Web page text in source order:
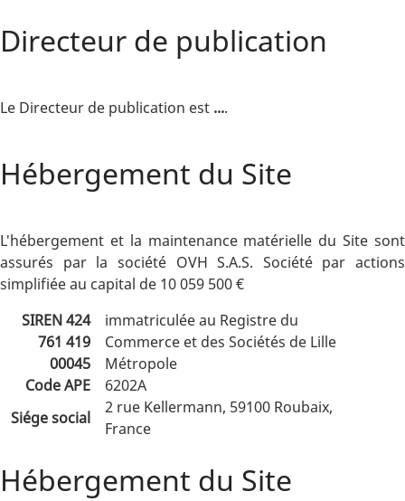
Directeur de publication
Le Directeur de publication est ....
Hébergement du Site
L'hébergement et la maintenance matérielle du Site sont
assurés par la société OVH S.A.S. Société par actions
simplifiée au capital de 10 059 500 €
SIREN 424
761 419
00045
immatriculée au Registre du
Commerce et des Sociétés de Lille
Métropole
Code APE
6202A
Siége social
2 rue Kellermann, 59100 Roubaix,
France
Hébergement du Site